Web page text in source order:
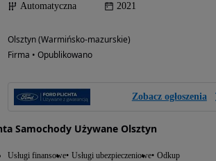
Automatyczna
2021
Olsztyn (Warmińsko-mazurskie)
Firma • Opublikowano
Zobacz ogłoszenia
Samochody Używane Olsztyn
Usługi finansowe Usługi ubezpieczeniowe Odkup